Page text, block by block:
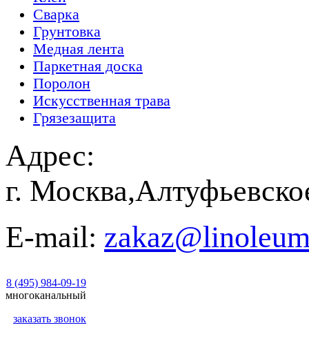
Сварка
Грунтовка
Медная лента
Паркетная доска
Поролон
Искусственная трава
Грязезащита
Адрес:
г.
E-mail:
8 (495) 984-09-19
многоканальный
заказать звонок